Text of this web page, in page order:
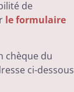
de
le formulaire
chèque du
ci-